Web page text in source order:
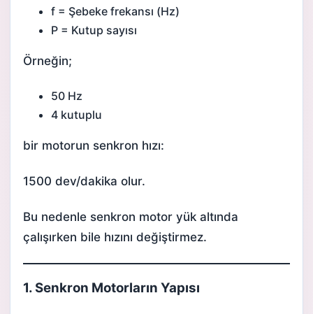
f = Şebeke frekansı (Hz)
P = Kutup sayısı
Örneğin;
50 Hz
4 kutuplu
bir motorun senkron hızı:
1500 dev/dakika olur.
Bu nedenle senkron motor yük altında
çalışırken bile hızını değiştirmez.
1. Senkron Motorların Yapısı